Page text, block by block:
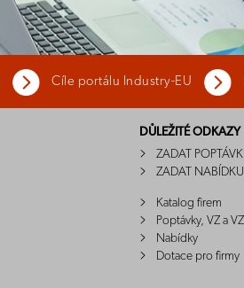
Cíle portálu Industry-EU
DŮLEŽITÉ ODKAZY
ZADAT
ZADAT
Katalog firem
Poptávky, VZ a
Nabídky
Dotace pro firmy